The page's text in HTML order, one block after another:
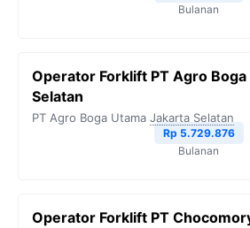
Bulanan
Operator Forklift PT Agro
Selatan
PT Agro Boga Utama Jakarta Selatan
Rp 5.729.876
Bulanan
Operator Forklift PT